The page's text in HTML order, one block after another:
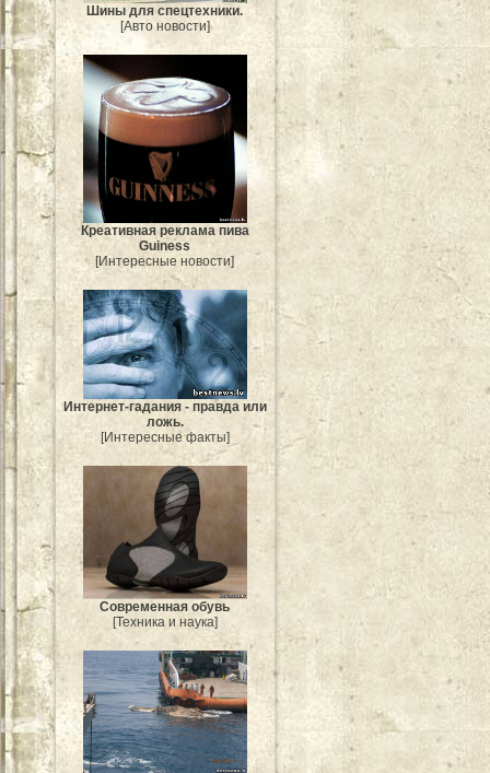
Шины для спецтехники.
[Авто новости]
Креативная реклама пива
Guiness
[Интересные новости]
Интернет-гадания - правда или
ложь.
[Интересные факты]
Современная обувь
[Техника и наука]